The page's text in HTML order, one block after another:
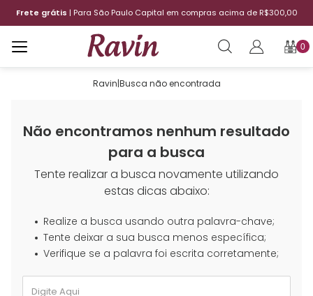
Frete grátis | Para São Paulo Capital em compras acima de R$300,00
0
Ravin|Busca não encontrada
Não encontramos nenhum resultado
para a busca
Tente realizar a busca novamente utilizando
estas dicas abaixo:
Realize a busca usando outra palavra-chave;
Tente deixar a sua busca menos específica;
Verifique se a palavra foi escrita corretamente;